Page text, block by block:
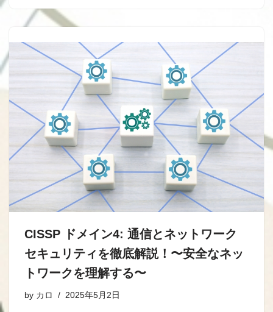
CISSP ドメイン4: 通信とネットワーク
セキュリティを徹底解説！〜安全なネッ
トワークを理解する〜
by カロ 2025年5月2日